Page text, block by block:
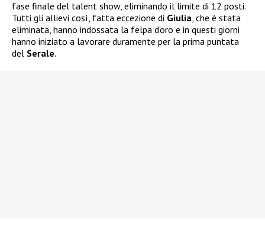
fase finale del talent show, eliminando il limite di 12 posti.
Tutti gli allievi così, fatta eccezione di Giulia , che è stata
eliminata, hanno indossata la felpa d’oro e in questi giorni
hanno iniziato a lavorare duramente per la prima puntata
del Serale.